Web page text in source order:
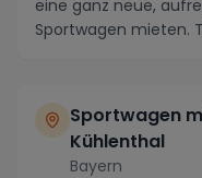
eine ganz neue,
Sportwagen mieten.
Sportwagen
Kühlenthal
Bayern